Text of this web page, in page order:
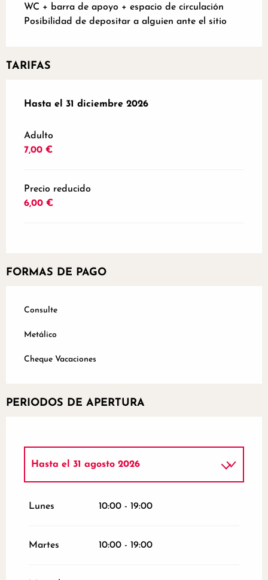
WC + barra de apoyo + espacio de circulación
Posibilidad de depositar a alguien ante el sitio
TARIFAS
Desde 2 enero 2026hasta31 diciembre 2026
Hasta el 31 diciembre 2026
Adulto
7,00 €
Precio reducido
6,00 €
FORMAS DE PAGO
Consulte
Metálico
Cheque Vacaciones
PERIODOS DE APERTURA
Hasta el 31 agosto 2026
Lunes 10:00 - 19:00
Martes 10:00 - 19:00